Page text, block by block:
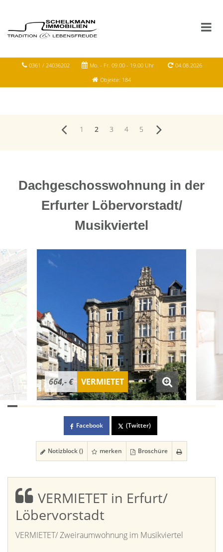
0361 / 24036202 Mo. - Fr. 09.00 - 19.00 Uhr
04.08.2026
Objekte: 184
1 2 3 4 5
Dachgeschosswohnung in der
Erfurter Löbervorstadt/
Musikviertel
664,- € VERMIETET
Facebook (Twitter)
Notizblock () merken Broschüre
VERMIETET in Erfurt/
Löbervorstadt
VERMIETET/ Zweiraumwohnung im Musikviertel